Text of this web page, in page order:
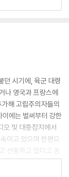
? 우릴 지켜줄까
인 데에는 보통 어떤
정한 돈벌이든 간에
있었다.
돼요, 몬티 삼촌. 안
던 시기에, 육군 대령
나 영국과 프랑스에
해 고립주의자들의
에는 벌써부터 강한
오 및 대중잡지에서
이고 있으며 한편으
선동하고 있다고 공
에서는 세번째 임기
인물로 린드버그를